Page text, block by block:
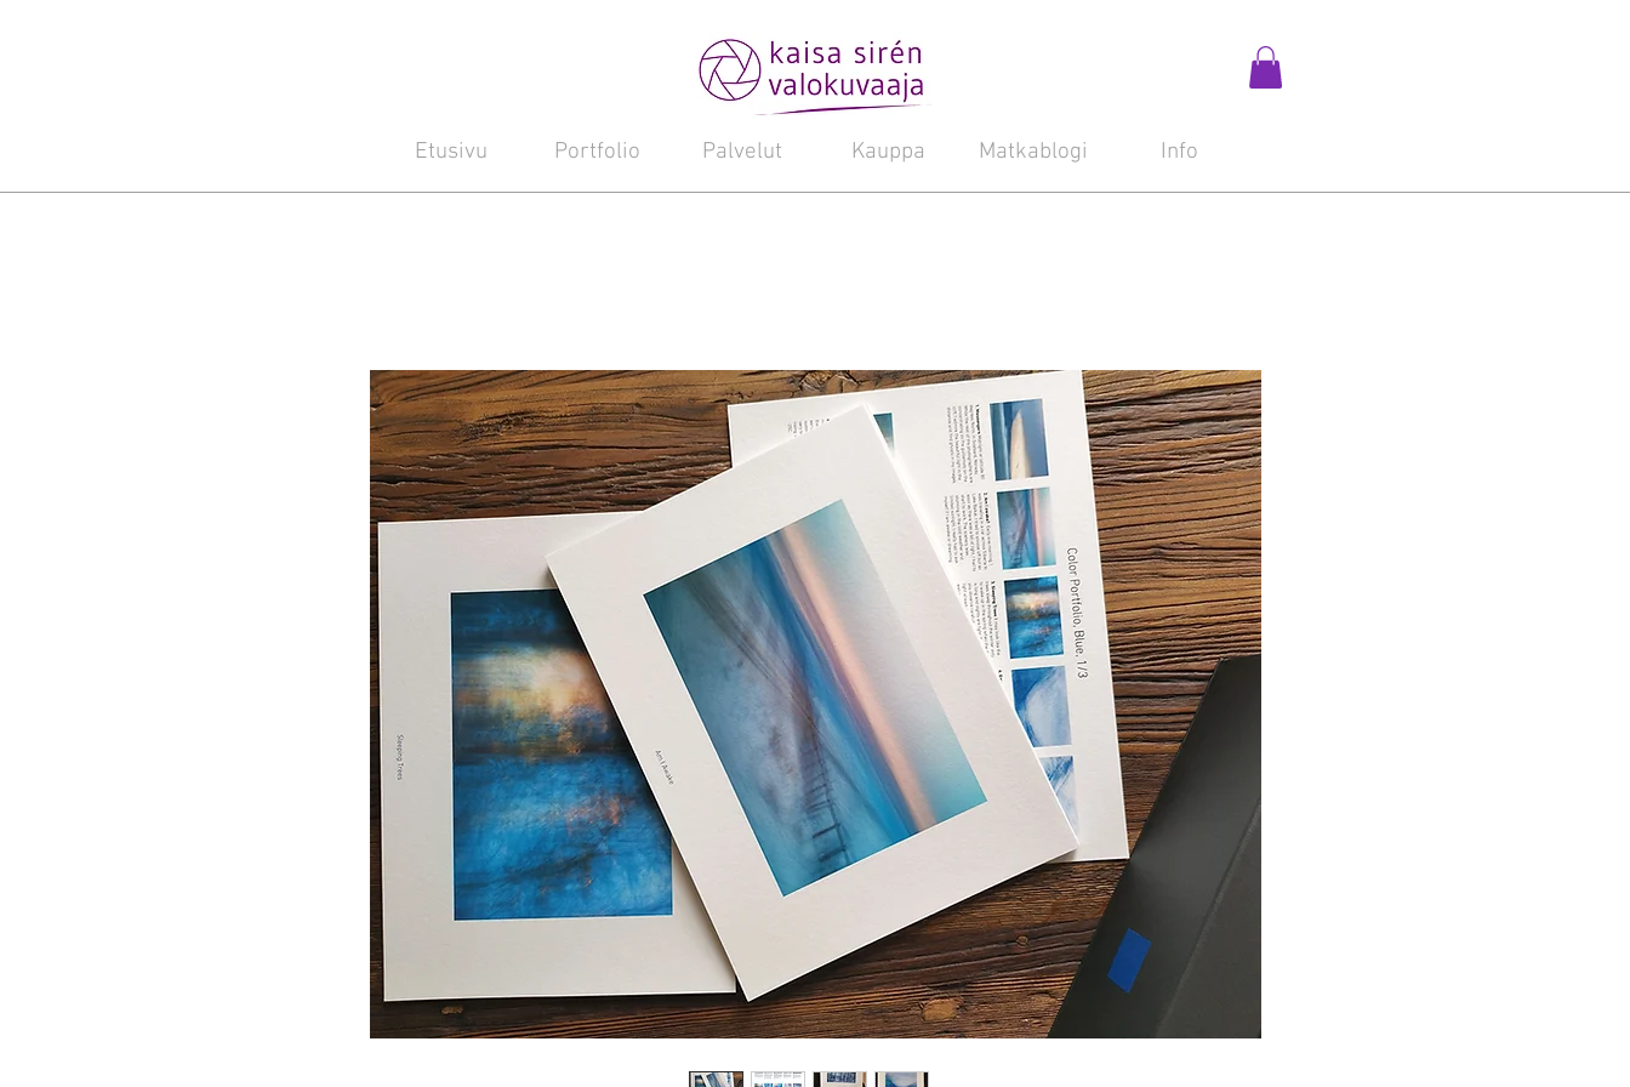
Etusivu Portfolio Palvelut Kauppa Matkablogi Info